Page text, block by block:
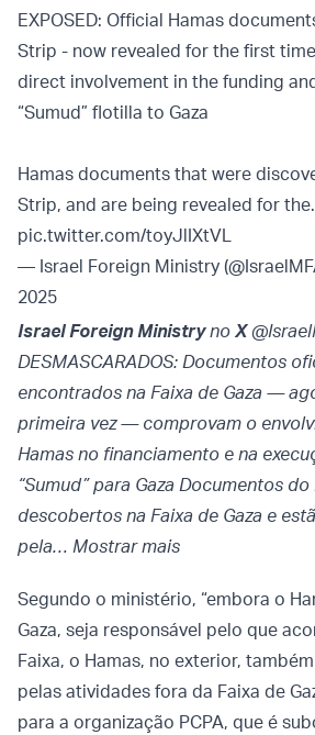
EXPOSED: Official Hamas
Strip - now revealed for the first
direct involvement in the funding
“Sumud” flotilla to Gaza
Hamas documents that were
Strip, and are being revealed for
pic.twitter.com/toyJlIXtVL
— Israel Foreign Ministry
2025
Israel Foreign Ministryno X
DESMASCARADOS: Documentos
encontrados na Faixa de Gaza —
primeira vez — comprovam o
Hamas no financiamento e na
“Sumud” para Gaza Documentos
descobertos na Faixa de Gaza e
pela… Mostrar mais
Segundo o ministério, “embora o
Gaza, seja responsável pelo que
Faixa, o Hamas, no exterior,
pelas atividades fora da Faixa de
para a organização PCPA, que é